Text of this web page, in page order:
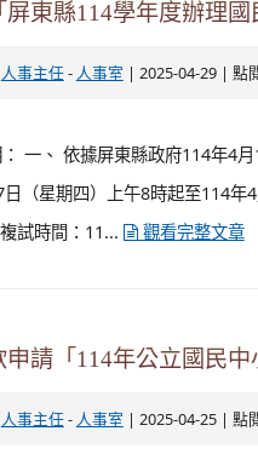
屏東縣114學年度辦理
人事主任- 人事室 | 2025-04-29 | 點
一、 依據屏東縣政府114年4
日（星期四）上午8時起至114年
試時間：11...
觀看完整文章
申請「114年公立國民
人事主任- 人事室 | 2025-04-25 | 點